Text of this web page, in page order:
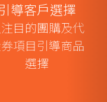
導客戶選擇
目的團購及代
項目引導商品
選擇